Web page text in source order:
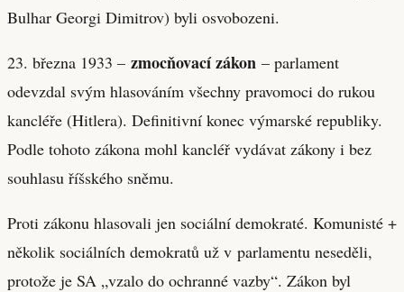
Bulhar Georgi Dimitrov) byli osvobozeni.
23. března 1933 – zmocňovací zákon – parlament
odevzdal svým hlasováním všechny pravomoci do rukou
kancléře (Hitlera). Definitivní konec výmarské republiky.
Podle tohoto zákona mohl kancléř vydávat zákony i bez
souhlasu říšského sněmu.
Proti zákonu hlasovali jen sociální demokraté. Komunisté +
několik sociálních demokratů už v parlamentu neseděli,
protože je SA „vzalo do ochranné vazby“. Zákon byl